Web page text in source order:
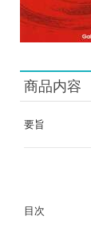
商品内容
要旨
目次